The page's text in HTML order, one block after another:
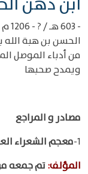
- 603 هـ / ? - 1206 م
الحسن بن هبة
من أدباء الموصل
ويمدح صحبها
مصادر و المراجع
1- معجم الشعراء
المؤلف:تم جمعه